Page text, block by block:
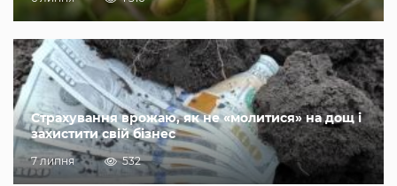
Страхування врожаю, як не «молитися» на дощ і
захистити свій бізнес
7 липня 532